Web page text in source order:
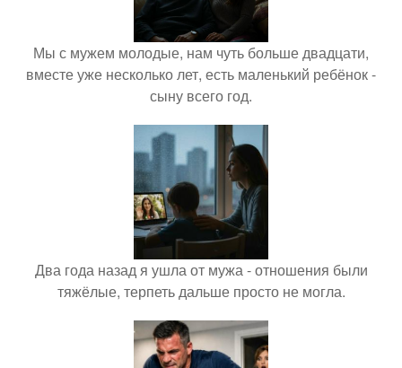
Мы с мужем молодые, нам чуть больше двадцати,
вместе уже несколько лет, есть маленький ребёнок -
сыну всего год.
Два года назад я ушла от мужа - отношения были
тяжёлые, терпеть дальше просто не могла.